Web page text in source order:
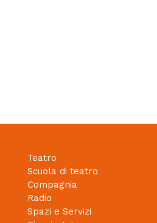
Teatro
Scuola di teatro
Compagnia
Radio
Spazi e Servizi